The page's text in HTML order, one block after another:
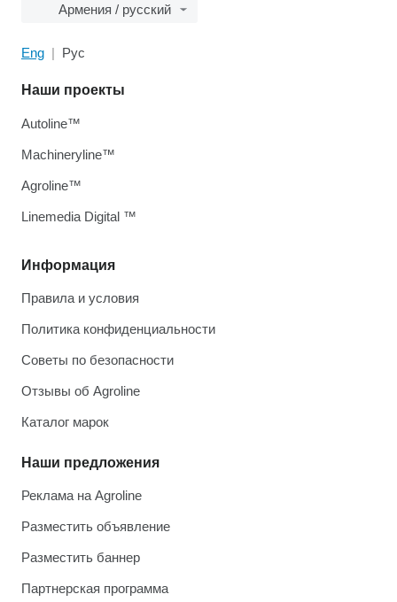
Армения / русский
Eng Рус
Информация
Правила и условия
Политика конфиденциальности
Советы по безопасности
Отзывы об Agroline
Каталог марок
Наши предложения
Реклама на Agroline
Разместить объявление
Разместить баннер
Партнерская программа
Наши проекты
Autoline™
Machineryline™
Agroline™
Linemedia Digital ™